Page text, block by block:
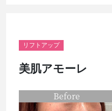
リフトアップ
美肌アモーレ
Before